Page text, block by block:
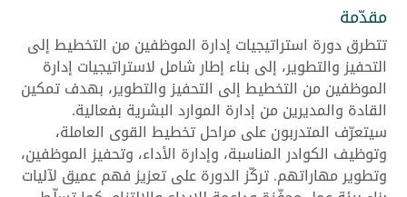
مقدّمة
تتطرق دورة استراتيجيات إدارة الموظفين من التخطيط إلى
التحفيز والتطوير، إلى بناء إطار شامل لاستراتيجيات إدارة
الموظفين من التخطيط إلى التحفيز والتطوير، بهدف تمكين
القادة والمديرين من إدارة الموارد البشرية بفعالية.
سيتعرّف المتدربون على مراحل تخطيط القوى العاملة،
وتوظيف الكوادر المناسبة، وإدارة الأداء، وتحفيز الموظفين،
وتطوير مهاراتهم. تركّز الدورة على تعزيز فهم عميق لآليات